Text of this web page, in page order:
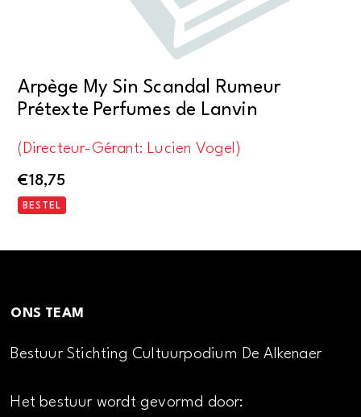
Arpège My Sin Scandal Rumeur
Prétexte Perfumes de Lanvin
(Directeur-Gérant: Lucien Vogel)
€18,75
BESTEL
ONS TEAM
Bestuur Stichting Cultuurpodium De Alkenaer
Het bestuur wordt gevormd door: